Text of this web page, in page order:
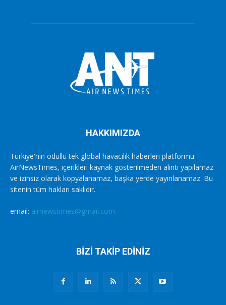
HAKKIMIZDA
Türkiye'nin ödüllü tek global havacılık haberleri platformu
AirNewsTimes, içerikleri kaynak gösterilmeden alıntı yapılamaz
ve izinsiz olarak kopyalanamaz, başka yerde yayınlanamaz. Bu
sitenin tüm hakları saklıdır.
email: airnewstimes@gmail.com
BİZİ TAKİP EDİNİZ